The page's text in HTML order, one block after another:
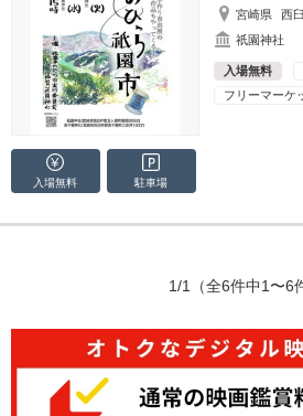
宮崎県
西
祇園神社
入場無料
フリーマーケ
入場無料 駐車場
1/1 （全6件中1〜6